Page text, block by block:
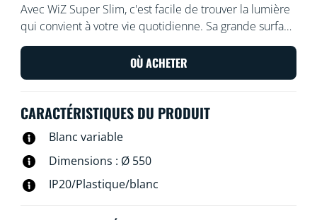
Avec WiZ Super Slim, c'est facile de trouver la lumière
qui convient à votre vie quotidienne. Sa grande surface
lumineuse circulaire inonde votre pièce d'une lumière
bleue froide qui favorise la vigilance et la
concentration, et s'atténue en une couleur douce et
OÙ ACHETER
CARACTÉRISTIQUES DU PRODUIT
Blanc variable
Dimensions : Ø 550
IP20/Plastique/blanc